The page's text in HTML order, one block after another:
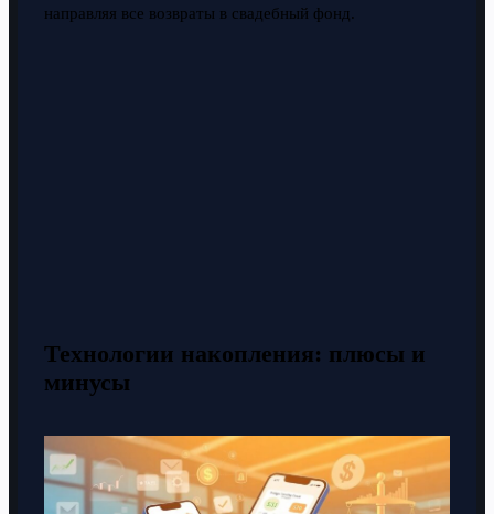
направляя все возвраты в свадебный фонд.
Технологии накопления: плюсы и
минусы